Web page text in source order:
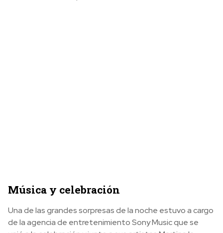
Música y celebración
Una de las grandes sorpresas de la noche estuvo a cargo
de la agencia de entretenimiento Sony Music que se